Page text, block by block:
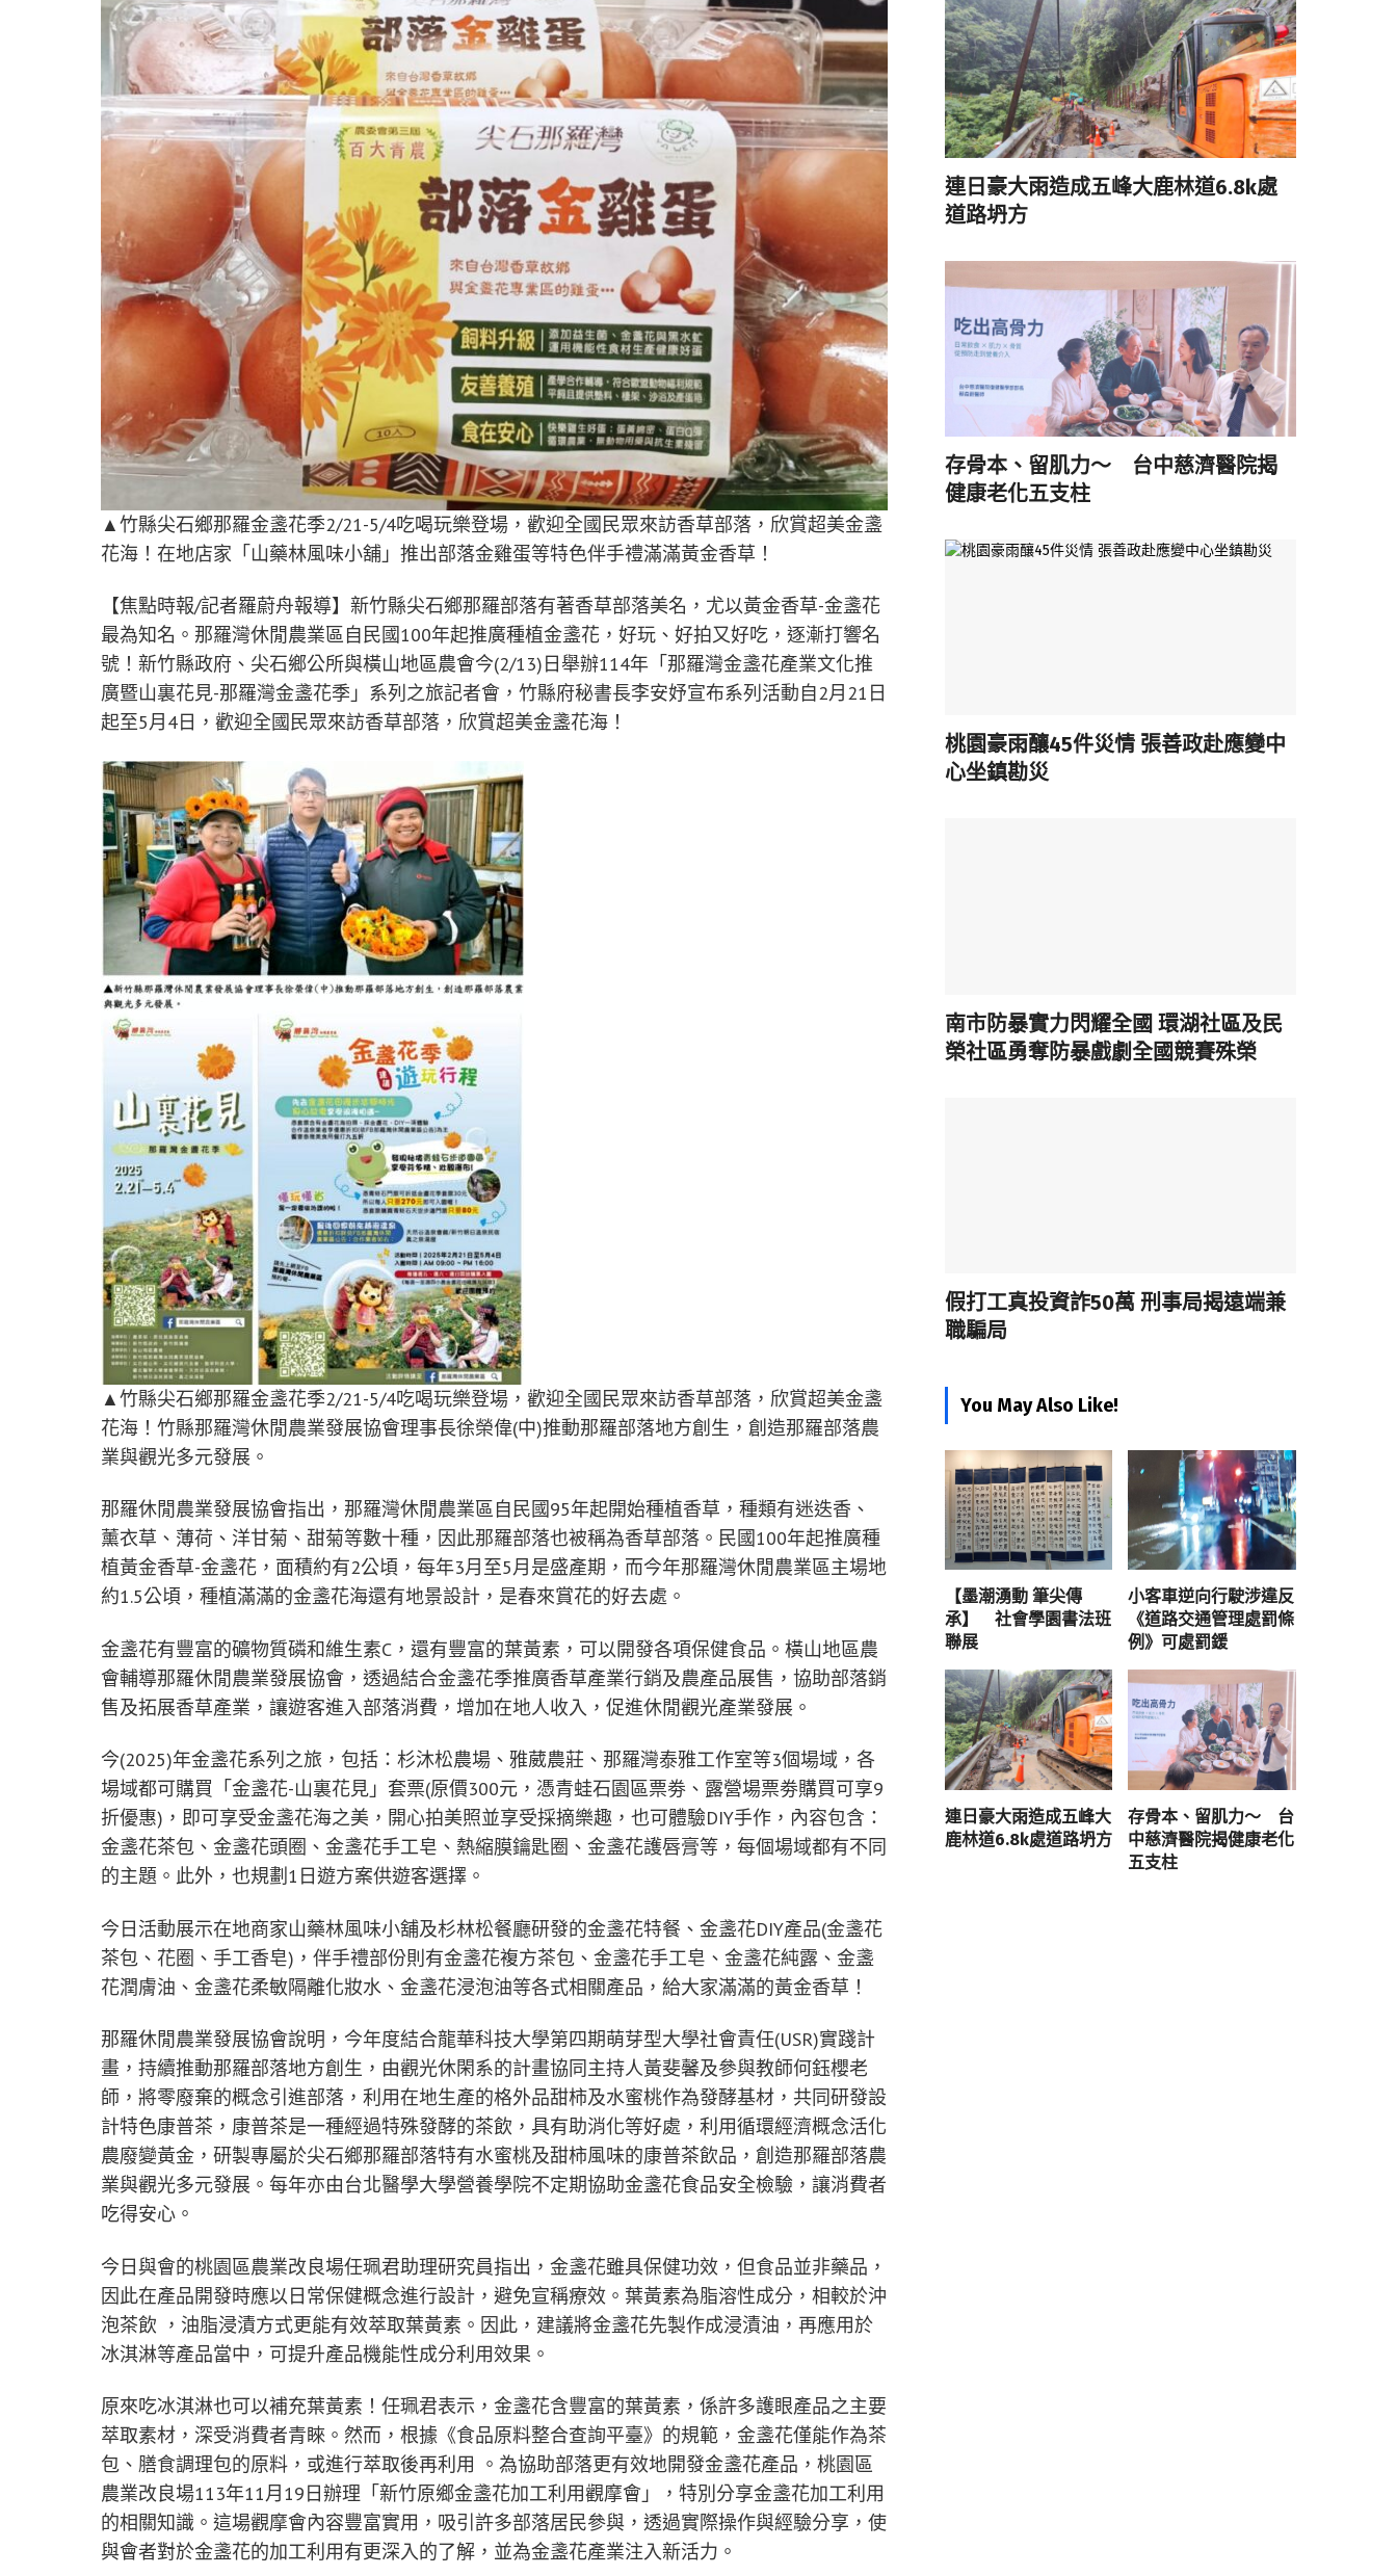
▲竹縣尖石鄉那羅金盞花季2/21-5/4吃喝玩樂登場，歡迎全國民眾來訪香草部落，欣賞超美金盞
花海！在地店家「山藥林風味小舖」推出部落金雞蛋等特色伴手禮滿滿黃金香草！
【焦點時報/記者羅蔚舟報導】新竹縣尖石鄉那羅部落有著香草部落美名，尤以黃金香草-金盞花
最為知名。那羅灣休閒農業區自民國100年起推廣種植金盞花，好玩、好拍又好吃，逐漸打響名
號！新竹縣政府、尖石鄉公所與橫山地區農會今(2/13)日舉辦114年「那羅灣金盞花產業文化推
廣暨山裏花見-那羅灣金盞花季」系列之旅記者會，竹縣府秘書長李安妤宣布系列活動自2月21日
起至5月4日，歡迎全國民眾來訪香草部落，欣賞超美金盞花海！
▲竹縣尖石鄉那羅金盞花季2/21-5/4吃喝玩樂登場，歡迎全國民眾來訪香草部落，欣賞超美金盞
花海！竹縣那羅灣休閒農業發展協會理事長徐榮偉(中)推動那羅部落地方創生，創造那羅部落農
業與觀光多元發展。
那羅休閒農業發展協會指出，那羅灣休閒農業區自民國95年起開始種植香草，種類有迷迭香、
薰衣草、薄荷、洋甘菊、甜菊等數十種，因此那羅部落也被稱為香草部落。民國100年起推廣種
植黃金香草-金盞花，面積約有2公頃，每年3月至5月是盛產期，而今年那羅灣休閒農業區主場地
約1.5公頃，種植滿滿的金盞花海還有地景設計，是春來賞花的好去處。
金盞花有豐富的礦物質磷和維生素C，還有豐富的葉黃素，可以開發各項保健食品。橫山地區農
會輔導那羅休閒農業發展協會，透過結合金盞花季推廣香草產業行銷及農產品展售，協助部落銷
售及拓展香草產業，讓遊客進入部落消費，增加在地人收入，促進休閒觀光產業發展。
今(2025)年金盞花系列之旅，包括：杉沐松農場、雅葳農莊、那羅灣泰雅工作室等3個場域，各
場域都可購買「金盞花-山裏花見」套票(原價300元，憑青蛙石園區票劵、露營場票劵購買可享9
折優惠)，即可享受金盞花海之美，開心拍美照並享受採摘樂趣，也可體驗DIY手作，內容包含：
金盞花茶包、金盞花頭圈、金盞花手工皂、熱縮膜鑰匙圈、金盞花護唇膏等，每個場域都有不同
的主題。此外，也規劃1日遊方案供遊客選擇。
今日活動展示在地商家山藥林風味小舖及杉林松餐廳研發的金盞花特餐、金盞花DIY產品(金盞花
茶包、花圈、手工香皂)，伴手禮部份則有金盞花複方茶包、金盞花手工皂、金盞花純露、金盞
花潤膚油、金盞花柔敏隔離化妝水、金盞花浸泡油等各式相關產品，給大家滿滿的黃金香草！
那羅休閒農業發展協會說明，今年度結合龍華科技大學第四期萌芽型大學社會責任(USR)實踐計
畫，持續推動那羅部落地方創生，由觀光休閑系的計畫協同主持人黃斐馨及參與教師何鈺櫻老
師，將零廢棄的概念引進部落，利用在地生產的格外品甜柿及水蜜桃作為發酵基材，共同研發設
計特色康普茶，康普茶是一種經過特殊發酵的茶飲，具有助消化等好處，利用循環經濟概念活化
農廢變黃金，研製專屬於尖石鄉那羅部落特有水蜜桃及甜柿風味的康普茶飲品，創造那羅部落農
業與觀光多元發展。每年亦由台北醫學大學營養學院不定期協助金盞花食品安全檢驗，讓消費者
吃得安心。
今日與會的桃園區農業改良場任珮君助理研究員指出，金盞花雖具保健功效，但食品並非藥品，
因此在產品開發時應以日常保健概念進行設計，避免宣稱療效。葉黃素為脂溶性成分，相較於沖
泡茶飲 ，油脂浸漬方式更能有效萃取葉黃素。因此，建議將金盞花先製作成浸漬油，再應用於
冰淇淋等產品當中，可提升產品機能性成分利用效果。
原來吃冰淇淋也可以補充葉黃素！任珮君表示，金盞花含豐富的葉黃素，係許多護眼產品之主要
萃取素材，深受消費者青睞。然而，根據《食品原料整合查詢平臺》的規範，金盞花僅能作為茶
包、膳食調理包的原料，或進行萃取後再利用 。為協助部落更有效地開發金盞花產品，桃園區
農業改良場113年11月19日辦理「新竹原鄉金盞花加工利用觀摩會」，特別分享金盞花加工利用
的相關知識。這場觀摩會內容豐富實用，吸引許多部落居民參與，透過實際操作與經驗分享，使
與會者對於金盞花的加工利用有更深入的了解，並為金盞花產業注入新活力。
連日豪大雨造成五峰大鹿林道6.8k處
道路坍方
存骨本、留肌力～ 台中慈濟醫院揭
健康老化五支柱
桃園豪雨釀45件災情 張善政赴應變中
心坐鎮勘災
南市防暴實力閃耀全國 環湖社區及民
榮社區勇奪防暴戲劇全國競賽殊榮
假打工真投資詐50萬 刑事局揭遠端兼
職騙局
You May Also Like!
【墨潮湧動 筆尖傳
承】 社會學園書法班
聯展
小客車逆向行駛涉違反
《道路交通管理處罰條
例》可處罰鍰
連日豪大雨造成五峰大
鹿林道6.8k處道路坍方
存骨本、留肌力～ 台
中慈濟醫院揭健康老化
五支柱